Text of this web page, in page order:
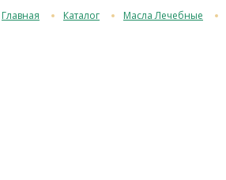
Главная Каталог Масла Лечебные